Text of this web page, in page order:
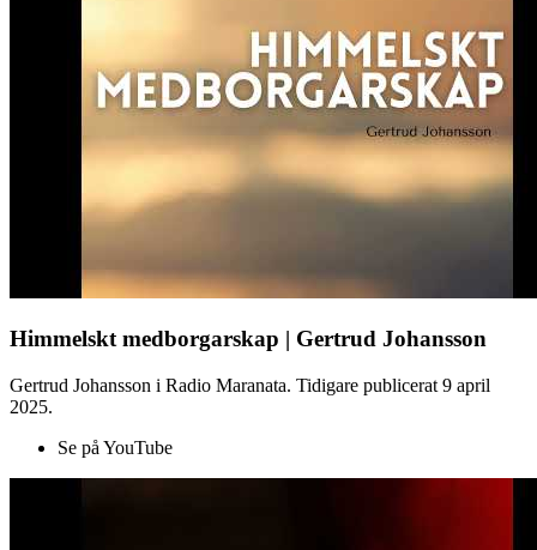
Himmelskt medborgarskap | Gertrud Johansson
Gertrud Johansson i Radio Maranata. Tidigare publicerat 9 april
2025.
Se på YouTube